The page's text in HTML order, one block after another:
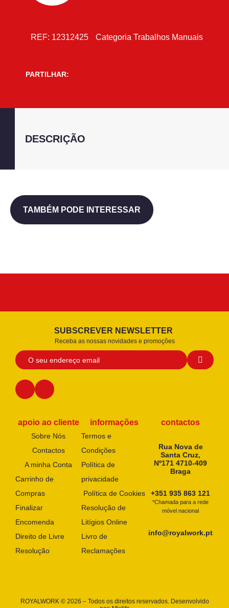
REF: 12312425 Categoria Trabalhos Manuais
PARTILHAR:
DESCRIÇÃO
TAMBÉM PODE INTERESSAR
SUBSCREVER NEWSLETTER
Receba as nossas novidades e promoções
apoio ao cliente
Sobre Nós
Contactos
A minha Conta
Carrinho de
Compras
Finalizar
Encomenda
Direito de Livre
Resolução
informações
Termos e
Condições
Política de
privacidade
Política de Cookies
Resolução de
Litígios Online
Livro de
Reclamações
contactos
Rua Nova de
Santa Cruz,
Nº171 4710-409
Braga
+351 935 863 121
*Chamada para a rede
móvel nacional
info@royalwork.pt
ROYALWORK © 2026 – Todos os direitos reservados. Desenvolvido